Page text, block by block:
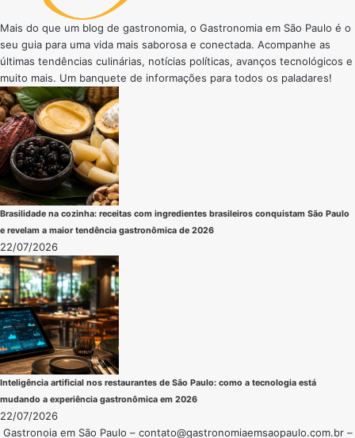
Mais do que um blog de gastronomia, o Gastronomia em São Paulo é o
seu guia para uma vida mais saborosa e conectada. Acompanhe as
últimas tendências culinárias, notícias políticas, avanços tecnológicos e
muito mais. Um banquete de informações para todos os paladares!
Brasilidade na cozinha: receitas com ingredientes brasileiros conquistam São Paulo
e revelam a maior tendência gastronômica de 2026
22/07/2026
Inteligência artificial nos restaurantes de São Paulo: como a tecnologia está
mudando a experiência gastronômica em 2026
22/07/2026
Gastronoia em São Paulo – contato@gastronomiaemsaopaulo.com.br–